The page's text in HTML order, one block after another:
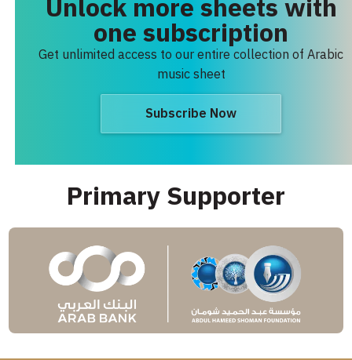
Unlock more sheets with
one subscription
Get unlimited access to our entire collection of Arabic
music sheet
Subscribe Now
Primary Supporter